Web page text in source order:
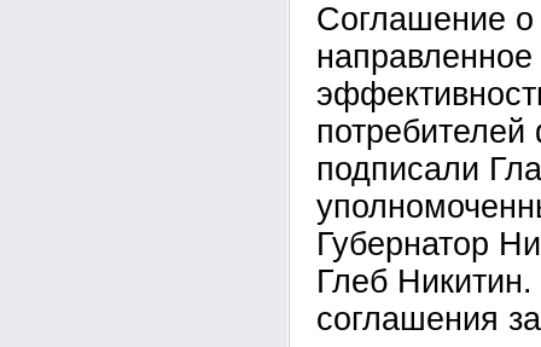
Соглашение о
подписали
Губернатор
Глеб
соглашения